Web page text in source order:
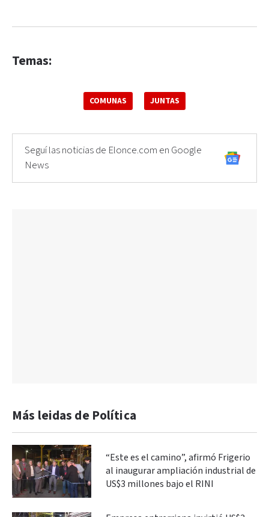
Temas:
COMUNAS JUNTAS
Seguí las noticias de Elonce.com en Google
News
Más leidas de Política
“Este es el camino”, afirmó Frigerio
al inaugurar ampliación industrial de
US$3 millones bajo el RINI